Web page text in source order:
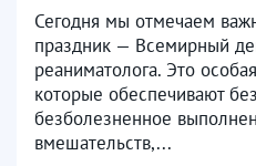
Сегодня мы отмечаем
праздник — Всемирный
реаниматолога. Это
которые обеспечивают
безболезненное
вмешательств,...